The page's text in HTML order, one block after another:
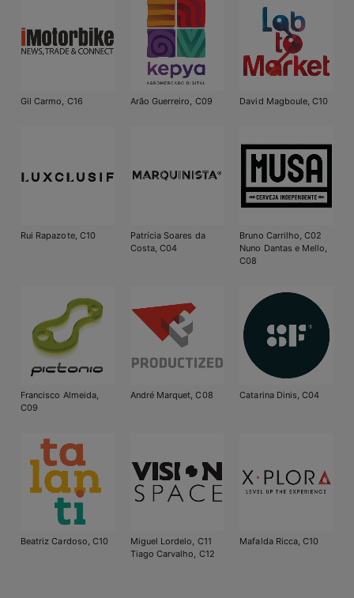
Gil Carmo, C16 Arão Guerreiro, C09 David Magboule, C10
Rui Rapazote, C10
Patrícia Soares da
Costa, C04
Bruno Carrilho, C02
Nuno Dantas e Mello,
C08
Francisco Almeida,
C09
André Marquet, C08 Catarina Dinis, C04
Beatriz Cardoso, C10
Miguel Lordelo, C11
Tiago Carvalho, C12
Mafalda Ricca, C10